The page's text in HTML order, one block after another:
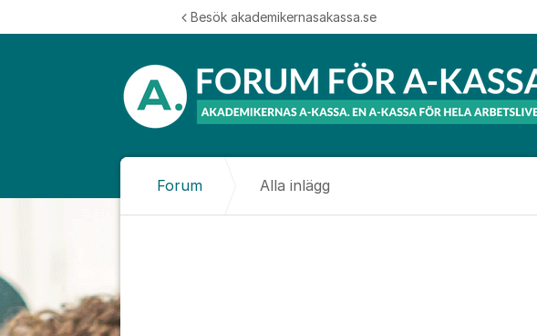
Besök akademikernasakassa.se
Forum Alla inlägg